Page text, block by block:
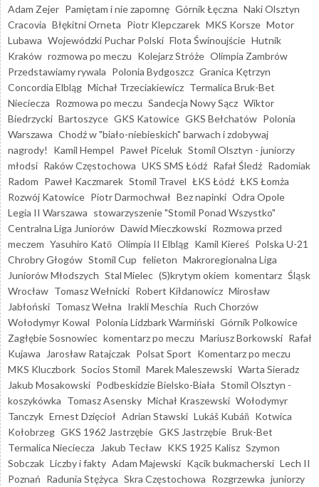
Adam Zejer Pamiętam i nie zapomnę Górnik Łęczna Naki Olsztyn
Cracovia Błękitni Orneta Piotr Klepczarek MKS Korsze Motor
Lubawa Wojewódzki Puchar Polski Flota Świnoujście Hutnik
Kraków rozmowa po meczu Kolejarz Stróże Olimpia Zambrów
Przedstawiamy rywala Polonia Bydgoszcz Granica Kętrzyn
Concordia Elbląg Michał Trzeciakiewicz Termalica Bruk-Bet
Nieciecza Rozmowa po meczu Sandecja Nowy Sącz Wiktor
Biedrzycki Bartoszyce GKS Katowice GKS Bełchatów Polonia
Warszawa Chodź w "biało-niebieskich" barwach i zdobywaj
nagrody!
Kamil Hempel Paweł Piceluk Stomil Olsztyn - juniorzy
młodsi Raków Częstochowa UKS SMS Łódź Rafał Śledź Radomiak
Radom Paweł Kaczmarek Stomil Travel ŁKS Łódź ŁKS Łomża
Rozwój Katowice Piotr Darmochwał Bez napinki Odra Opole
Legia II Warszawa stowarzyszenie "Stomil Ponad Wszystko"
Centralna Liga Juniorów Dawid Mieczkowski Rozmowa przed
meczem Yasuhiro Katō Olimpia II Elbląg Kamil Kiereś Polska U-21
Chrobry Głogów Stomil Cup felieton Makroregionalna Liga
Juniorów Młodszych Stal Mielec (S)krytym okiem komentarz Śląsk
Wrocław Tomasz Wełnicki Robert Kiłdanowicz Mirosław
Jabłoński Tomasz Wełna Irakli Meschia Ruch Chorzów
Wołodymyr Kowal Polonia Lidzbark Warmiński Górnik Polkowice
Zagłębie Sosnowiec komentarz po meczu Mariusz Borkowski Rafał
Kujawa
Jarosław Ratajczak Polsat Sport Komentarz po meczu
MKS Kluczbork Socios Stomil Marek Maleszewski Warta Sieradz
Jakub Mosakowski Podbeskidzie Bielsko-Biała Stomil Olsztyn -
koszykówka Tomasz Asensky Michał Kraszewski Wołodymyr
Tanczyk Ernest Dzięcioł Adrian Stawski Lukáš Kubáň Kotwica
Kołobrzeg GKS 1962 Jastrzębie GKS Jastrzębie Bruk-Bet
Termalica Nieciecza
Jakub Tecław KKS 1925 Kalisz Szymon
Sobczak Liczby i fakty Adam Majewski Kącik bukmacherski Lech II
Poznań Radunia Stężyca Skra Częstochowa Rozgrzewka juniorzy